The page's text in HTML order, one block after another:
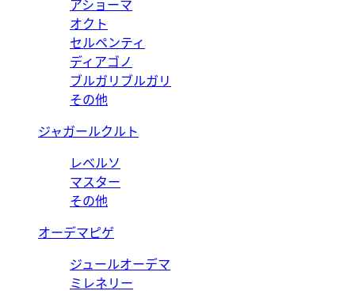
アショーマ
オクト
セルペンティ
ディアゴノ
ブルガリブルガリ
その他
ジャガールクルト
レベルソ
マスター
その他
オーデマピゲ
ジュールオーデマ
ミレネリー